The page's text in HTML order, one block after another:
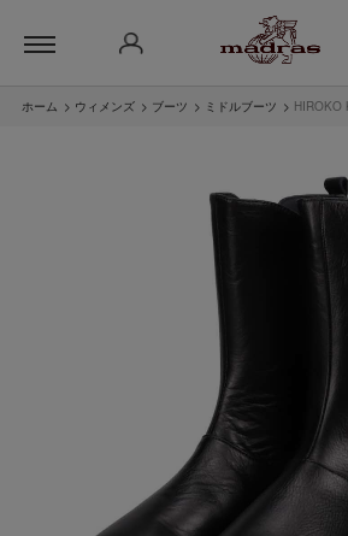
ホーム > ウィメンズ > ブーツ > ミドルブーツ > HIROKO